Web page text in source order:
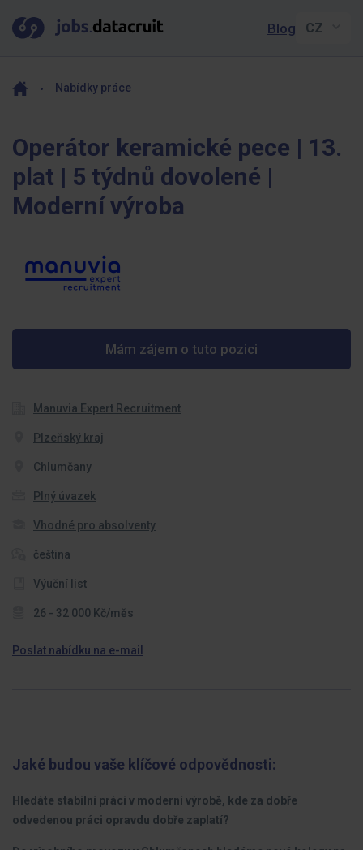
Blog
Nabídky práce
Operátor keramické pece | 13.
plat | 5 týdnů dovolené |
Moderní výroba
Mám zájem o tuto pozici
Manuvia Expert Recruitment
Plzeňský kraj
Chlumčany
Plný úvazek
Vhodné pro absolventy
čeština
Výuční list
26 - 32 000 Kč/měs
Poslat nabídku na e-mail
Jaké budou vaše klíčové odpovědnosti:
Hledáte stabilní práci v moderní výrobě, kde za dobře
odvedenou práci opravdu dobře zaplatí?